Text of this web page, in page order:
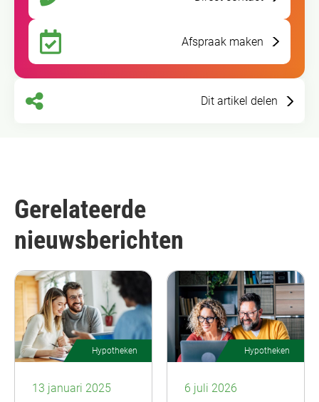
Afspraak maken
Dit artikel delen
Gerelateerde
nieuwsberichten
Hypotheken
13 januari 2025
Hypotheken
6 juli 2026